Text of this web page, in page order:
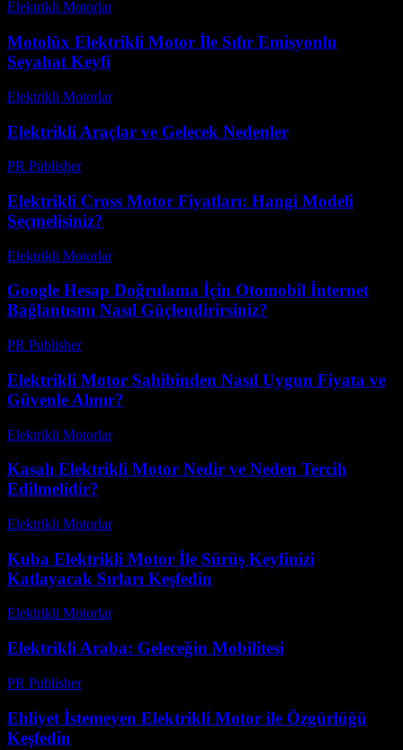
Elektrikli Motorlar-
Motolüx Elektrikli Motor İle Sıfır Emisyonlu
Seyahat Keyfi
Elektrikli Motorlar-
Elektrikli Araçlar ve Gelecek Nedenler
PR Publisher-
Elektrikli Cross Motor Fiyatları: Hangi Modeli
Seçmelisiniz?
Elektrikli Motorlar-
Google Hesap Doğrulama İçin Otomobil İnternet
Bağlantısını Nasıl Güçlendirirsiniz?
PR Publisher-
Elektrikli Motor Sahibinden Nasıl Uygun Fiyata ve
Güvenle Alınır?
Elektrikli Motorlar-
Kasalı Elektrikli Motor Nedir ve Neden Tercih
Edilmelidir?
Elektrikli Motorlar-
Kuba Elektrikli Motor İle Sürüş Keyfinizi
Katlayacak Sırları Keşfedin
Elektrikli Motorlar-
Elektrikli Araba: Geleceğin Mobilitesi
PR Publisher-
Ehliyet İstemeyen Elektrikli Motor ile Özgürlüğü
Keşfedin